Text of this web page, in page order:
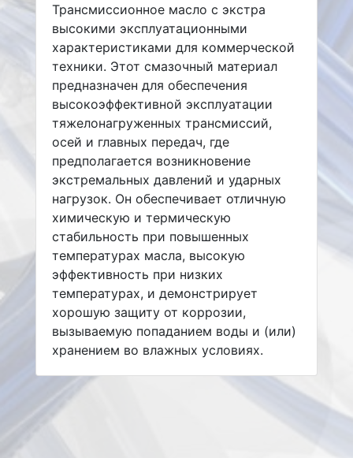
Трансмиссионное масло с экстра
высокими эксплуатационными
характеристиками для коммерческой
техники. Этот смазочный материал
предназначен для обеспечения
высокоэффективной эксплуатации
тяжелонагруженных трансмиссий,
осей и главных передач, где
предполагается возникновение
экстремальных давлений и ударных
нагрузок. Он обеспечивает отличную
химическую и термическую
стабильность при повышенных
температурах масла, высокую
эффективность при низких
температурах, и демонстрирует
хорошую защиту от коррозии,
вызываемую попаданием воды и (или)
хранением во влажных условиях.